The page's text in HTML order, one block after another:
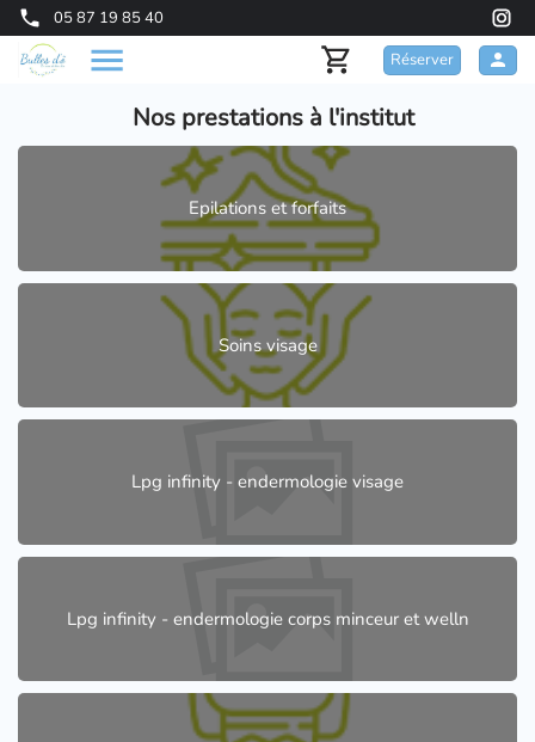
05 87 19 85 40
Réserver
Nos prestations à l'institut
Epilations et forfaits
Soins visage
Lpg infinity - endermologie visage
Lpg infinity - endermologie corps minceur et welln